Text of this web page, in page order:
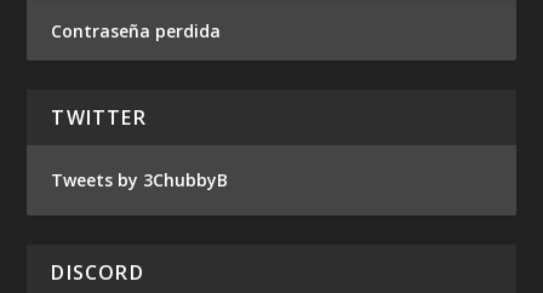
Contraseña perdida
TWITTER
Tweets by 3ChubbyB
DISCORD